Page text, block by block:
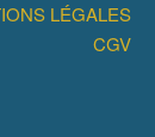
LÉGALES
CGV